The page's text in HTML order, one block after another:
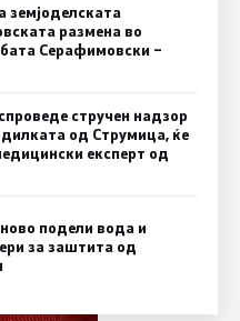
земјоделската
размена во
Серафимовски –
стручен надзор
од Струмица, ќе
експерт од
подели вода и
за заштита од